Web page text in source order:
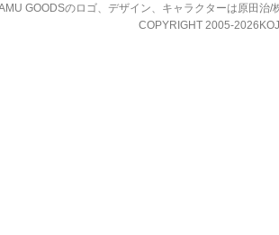
GOODSのロゴ、デザイン、キャラクターは原田
COPYRIGHT 2005-